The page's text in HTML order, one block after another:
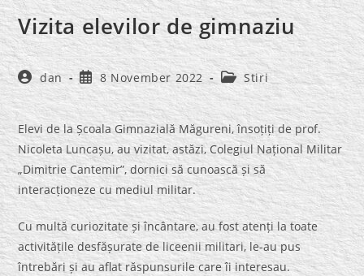
Vizita elevilor de gimnaziu
Post
author:
dan
Post
published:
8 November 2022
Post
category:
Stiri
Elevi de la Școala Gimnazială Măgureni, însoțiți de prof.
Nicoleta Luncașu, au vizitat, astăzi, Colegiul Național Militar
„Dimitrie Cantemir”, dornici să cunoască și să
interacționeze cu mediul militar.
Cu multă curiozitate și încântare, au fost atenți la toate
activitățile desfășurate de liceenii militari, le-au pus
întrebări și au aflat răspunsurile care îi interesau.